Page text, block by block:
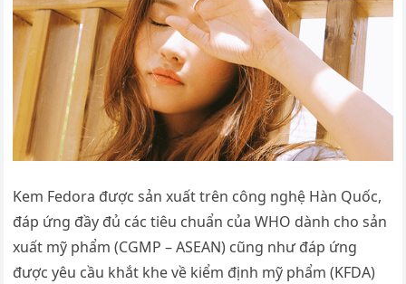
Kem Fedora được sản xuất trên công nghệ Hàn Quốc,
đáp ứng đầy đủ các tiêu chuẩn của WHO dành cho sản
xuất mỹ phẩm (CGMP – ASEAN) cũng như đáp ứng
được yêu cầu khắt khe về kiểm định mỹ phẩm (KFDA)